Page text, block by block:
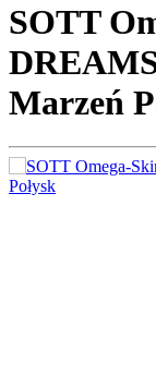
SOTT
Marzeń